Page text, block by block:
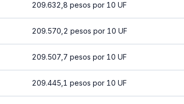
209.632,8 pesos por 10 UF
209.570,2 pesos por 10 UF
209.507,7 pesos por 10 UF
209.445,1 pesos por 10 UF